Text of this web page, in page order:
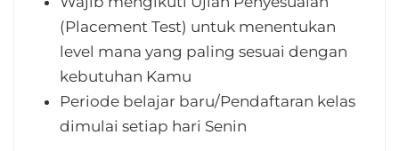
(Placement Test) untuk menentukan
level mana yang paling sesuai dengan
kebutuhan Kamu
Periode belajar baru/Pendaftaran kelas
dimulai setiap hari Senin